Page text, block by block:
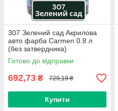
307 Зелений сад Акрилова
авто фарба Carmen 0.8 л
(без затвердника)
Готово до відправки
692,73 ₴ 729,19 ₴
Купити